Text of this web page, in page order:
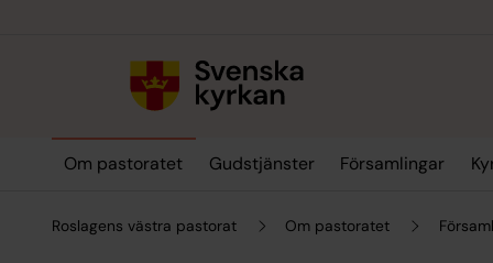
Om pastoratet Gudstjänster Församlingar
Roslagens västra pastorat Om pastoratet